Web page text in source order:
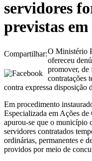
servidores
previstas
Compartilhar:O Ministério
ofereceu
promover, de
contratações
contra expressa disposição
Em procedimento
Especializada em Ações
apurou-se que o município
servidores contratados
ordinárias, permanentes e
providos por meio de